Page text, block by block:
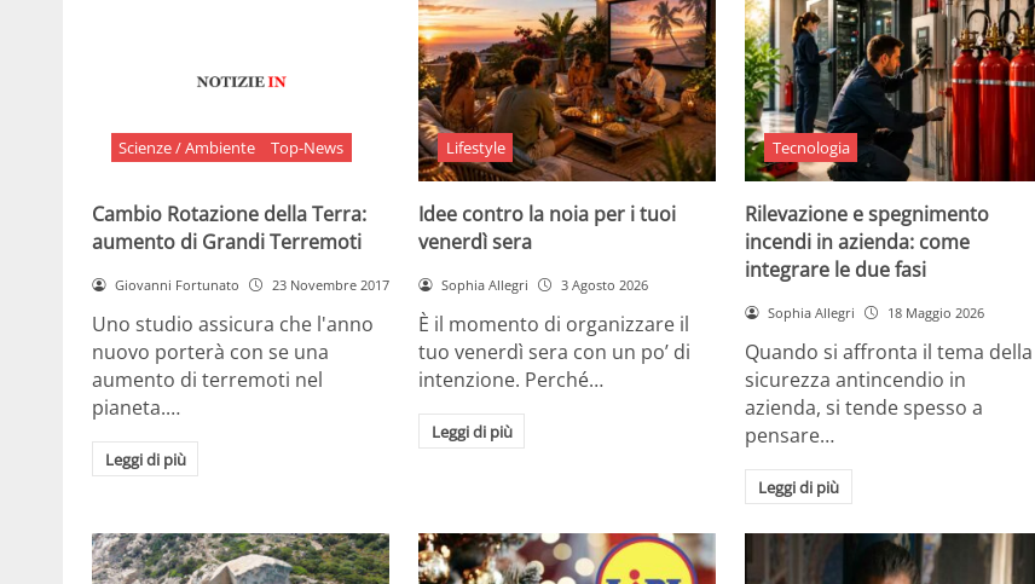
Scienze / Ambiente Top-News
Cambio Rotazione della Terra:
aumento di Grandi Terremoti
Giovanni Fortunato 23 Novembre 2017
Uno studio assicura che l'anno
nuovo porterà con se una
aumento di terremoti nel
pianeta.…
Leggi di più
Lifestyle
Idee contro la noia per i tuoi
venerdì sera
Sophia Allegri 3 Agosto 2026
È il momento di organizzare il
tuo venerdì sera con un po’ di
intenzione. Perché…
Leggi di più
Tecnologia
Rilevazione e spegnimento
incendi in azienda: come
integrare le due fasi
Sophia Allegri 18 Maggio 2026
Quando si affronta il tema della
sicurezza antincendio in
azienda, si tende spesso a
pensare…
Leggi di più